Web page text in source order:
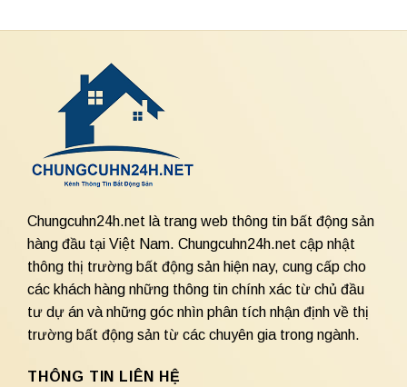
Chungcuhn24h.net là trang web thông tin bất động sản
hàng đầu tại Việt Nam. Chungcuhn24h.net cập nhật
thông thị trường bất động sản hiện nay, cung cấp cho
các khách hàng những thông tin chính xác từ chủ đầu
tư dự án và những góc nhìn phân tích nhận định về thị
trường bất động sản từ các chuyên gia trong ngành.
THÔNG TIN LIÊN HỆ